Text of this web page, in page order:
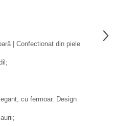
| Confectionat din piele
cu fermoar. Design